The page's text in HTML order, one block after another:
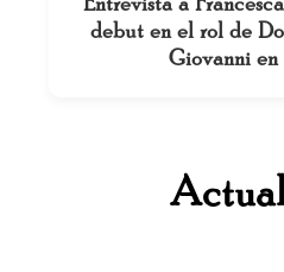
debut en el rol de
Giovanni